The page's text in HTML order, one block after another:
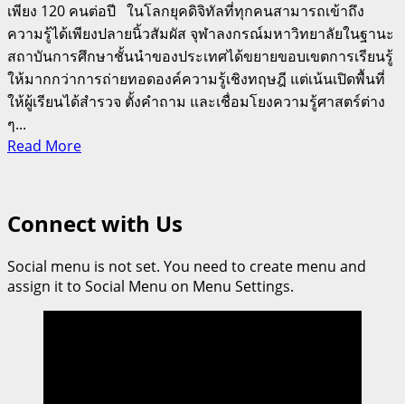
เพียง 120 คนต่อปี ในโลกยุคดิจิทัลที่ทุกคนสามารถเข้าถึง
ความรู้ได้เพียงปลายนิ้วสัมผัส จุฬาลงกรณ์มหาวิทยาลัยในฐานะ
สถาบันการศึกษาชั้นนำของประเทศได้ขยายขอบเขตการเรียนรู้
ให้มากกว่าการถ่ายทอดองค์ความรู้เชิงทฤษฎี แต่เน้นเปิดพื้นที่
ให้ผู้เรียนได้สำรวจ ตั้งคำถาม และเชื่อมโยงความรู้ศาสตร์ต่าง
ๆ...
Read MoreRead
จุฬาฯ
สอน
รายวิชา
Connect with Us
Social menu is not set. You need to create menu and
assign it to Social Menu on Menu Settings.